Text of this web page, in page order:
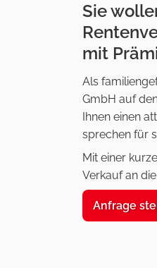
Sie
mit
Als
GmbH auf
Ihnen einen
sprechen für
Mit einer
Verkauf an
Anfrage